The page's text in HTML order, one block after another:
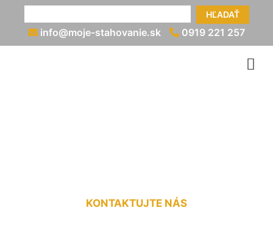
HĽADAŤ
info@moje-stahovanie.sk 0919 221 257
KONTAKTUJTE NÁS